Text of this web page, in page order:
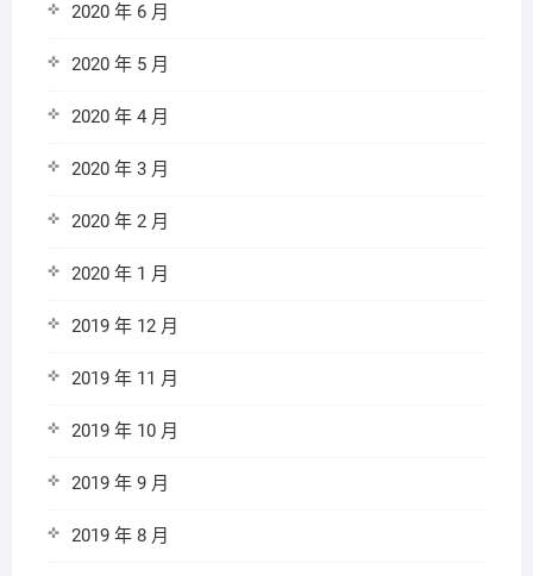
2020 年 6 月
2020 年 5 月
2020 年 4 月
2020 年 3 月
2020 年 2 月
2020 年 1 月
2019 年 12 月
2019 年 11 月
2019 年 10 月
2019 年 9 月
2019 年 8 月